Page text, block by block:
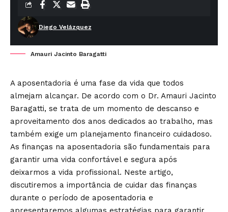
Diego Velázquez
Amauri Jacinto Baragatti
A aposentadoria é uma fase da vida que todos
almejam alcançar. De acordo com o Dr. Amauri Jacinto
Baragatti, se trata de um momento de descanso e
aproveitamento dos anos dedicados ao trabalho, mas
também exige um planejamento financeiro cuidadoso.
As finanças na aposentadoria são fundamentais para
garantir uma vida confortável e segura após
deixarmos a vida profissional. Neste artigo,
discutiremos a importância de cuidar das finanças
durante o período de aposentadoria e